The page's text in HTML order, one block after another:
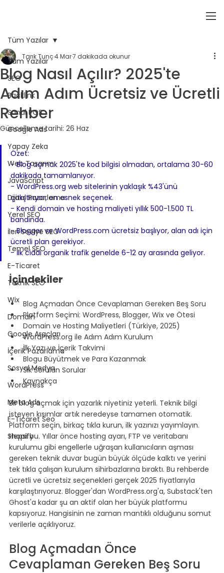
Tüm Yazılar
SEO
Backlink
Sanal POS
Google Ads
Yapay Zeka
Web Tasarım
JavaScript
Dijital Pazarlama
Yerel SEO
İleri Seviye SEO
Temel SEO
E-Ticaret
Teknik SEO
Wix
Domain
Google Araçları
İçerik Pazarlama
Sosyal Medya
WordPress
Meta Ads
E-Ticaret Seo
Shopify
Tüm Yazılar
Blog Nasıl Açılır? 2025'te
Adım Adım Ücretsiz ve Ücretli
Rehber
Tarık Tunç4 Mar7 dakikada okunur
Güncelleme tarihi: 26 Haz
Özet:
- Blog açmak 2025'te kod bilgisi olmadan, ortalama 30-60
dakikada tamamlanıyor.
- WordPress.org web sitelerinin yaklaşık %43'ünü
çalıştırıyor, en esnek seçenek.
- Kendi domain ve hosting maliyeti yıllık 500-1.500 TL
bandında.
- Blogger ve WordPress.com ücretsiz başlıyor, alan adı için
ücretli plan gerekiyor.
- İlk ciddi organik trafik genelde 6-12 ay arasında geliyor.
İçindekiler
Blog Açmadan Önce Cevaplaman Gereken Beş Soru
Platform Seçimi: WordPress, Blogger, Wix ve Ötesi
Domain ve Hosting Maliyetleri (Türkiye, 2025)
WordPress.org ile Adım Adım Kurulum
İlk Yazı ve İçerik Takvimi
Blogu Büyütmek ve Para Kazanmak
Sık Sorulan Sorular
Kaynakça
Bir blog açmak için yazarlık niyetiniz yeterli. Teknik bilgi
isteyen kısımlar artık neredeyse tamamen otomatik.
Platform seçin, birkaç tıkla kurun, ilk yazınızı yayımlayın.
Hepsi bu. Yıllar önce hosting ayarı, FTP ve veritabanı
kurulumu gibi engellerle uğraşan kullanıcıların aşması
gereken teknik duvar bugün büyük ölçüde kalktı ve yerini
tek tıkla çalışan kurulum sihirbazlarına bıraktı. Bu rehberde
ücretli ve ücretsiz seçenekleri gerçek 2025 fiyatlarıyla
karşılaştırıyoruz. Blogger'dan WordPress.org'a, Substack'ten
Ghost'a kadar şu an aktif olan her büyük platformu
kapsıyoruz. Hangisinin ne zaman mantıklı olduğunu somut
verilerle açıklıyoruz.
Blog Açmadan Önce
Cevaplaman Gereken Beş Soru